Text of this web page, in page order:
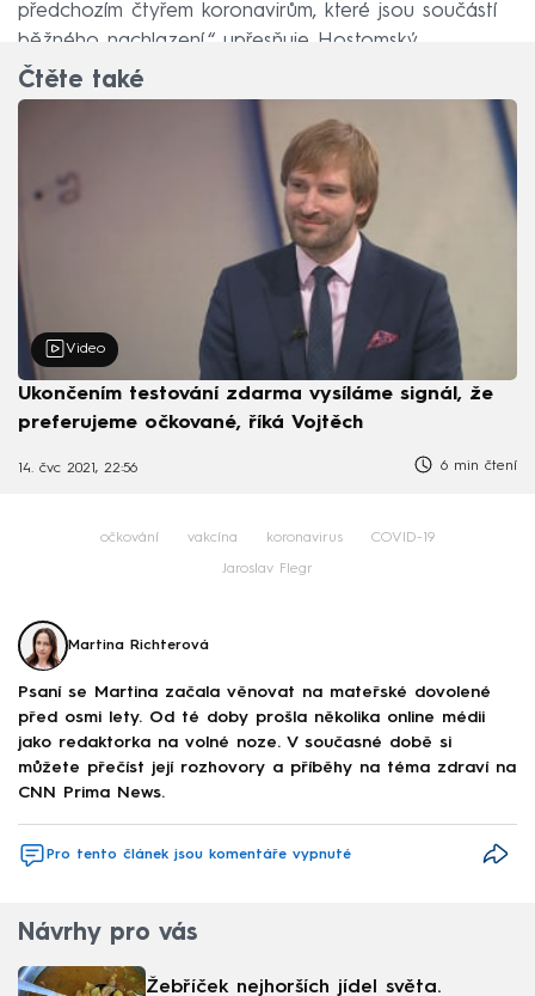
předchozím čtyřem koronavirům, které jsou součástí
běžného nachlazení,“ upřesňuje Hostomský.
Čtěte také
Video
Ukončením testování zdarma vysíláme signál, že
preferujeme očkované, říká Vojtěch
14. čvc 2021, 22:56 6 min čtení
očkování vakcína koronavirus COVID-19
Jaroslav Flegr
Martina Richterová
Psaní se Martina začala věnovat na mateřské dovolené
před osmi lety. Od té doby prošla několika online médii
jako redaktorka na volné noze. V současné době si
můžete přečíst její rozhovory a příběhy na téma zdraví na
CNN Prima News.
Pro tento článek jsou komentáře vypnuté
Návrhy pro vás
Žebříček nejhorších jídel světa.